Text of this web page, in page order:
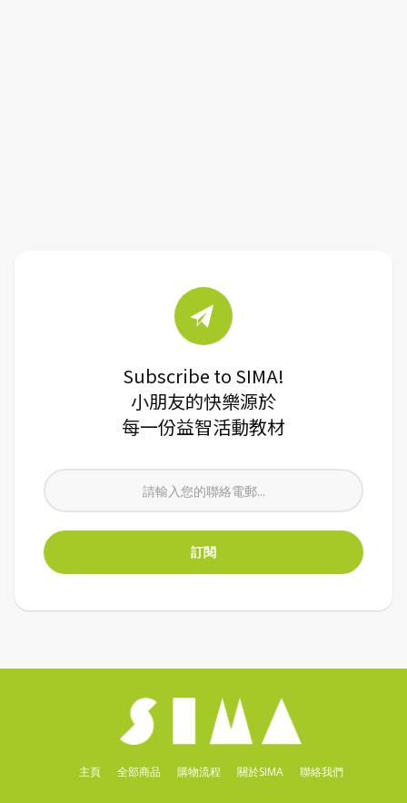
Subscribe to SIMA!
小朋友的快樂源於
每一份益智活動教材
主頁 全部商品 購物流程 關於SIMA 聯絡我們